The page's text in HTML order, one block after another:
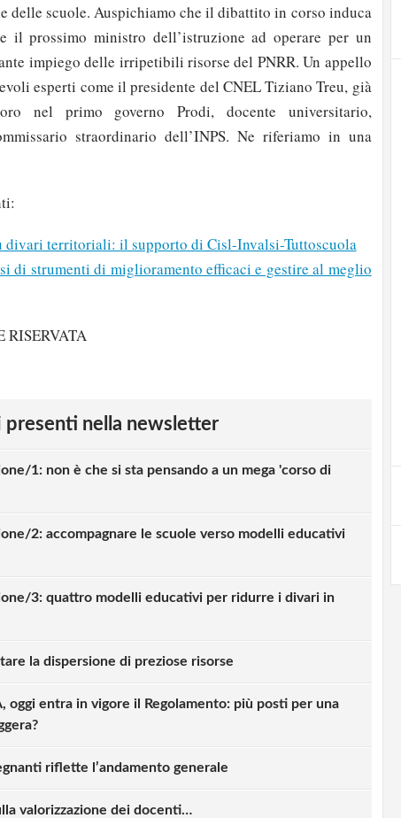
delle scuole. Auspichiamo che il dibattito in corso induca
il prossimo ministro dell’istruzione ad operare per un
impiego delle irripetibili risorse del PNRR. Un appello
esperti come il presidente del CNEL Tiziano Treu, già
nel primo governo Prodi, docente universitario,
straordinario dell’INPS. Ne riferiamo in una
divari territoriali: il supporto di Cisl-Invalsi-Tuttoscuola
di strumenti di miglioramento efficaci e gestire al meglio
RISERVATA
nella newsletter
1: non è che si sta pensando a un mega 'corso di
2: accompagnare le scuole verso modelli educativi
3: quattro modelli educativi per ridurre i divari in
la dispersione di preziose risorse
oggi entra in vigore il Regolamento: più posti per una
riflette l’andamento generale
valorizzazione dei docenti…